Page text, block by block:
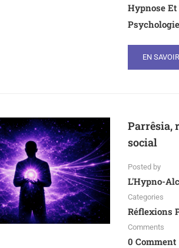
Hypnose
Psychologie
EN
Parrêsia,
social
Posted by
L'Hypno-
Categories
Réflexions
Comments
0 Comment